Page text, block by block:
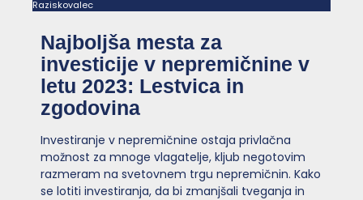
Raziskovalec
Najboljša mesta za
investicije v nepremičnine v
letu 2023: Lestvica in
zgodovina
Investiranje v nepremičnine ostaja privlačna
možnost za mnoge vlagatelje, kljub negotovim
razmeram na svetovnem trgu nepremičnin. Kako
se lotiti investiranja, da bi zmanjšali tveganja in